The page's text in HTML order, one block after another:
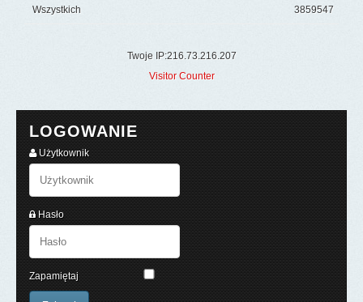
Wszystkich
3859547
Twoje IP:216.73.216.207
Visitor Counter
LOGOWANIE
Użytkownik
Hasło
Zapamiętaj